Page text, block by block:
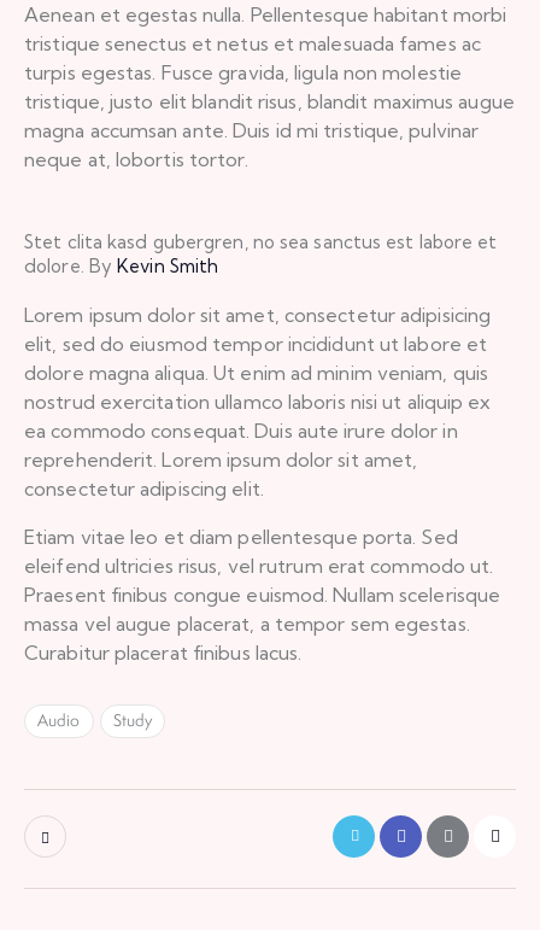
Aenean et egestas nulla. Pellentesque habitant morbi
tristique senectus et netus et malesuada fames ac
turpis egestas. Fusce gravida, ligula non molestie
tristique, justo elit blandit risus, blandit maximus augue
magna accumsan ante. Duis id mi tristique, pulvinar
neque at, lobortis tortor.
Stet clita kasd gubergren, no sea sanctus est labore et
dolore. ByKevin Smith
Lorem ipsum dolor sit amet, consectetur adipisicing
elit, sed do eiusmod tempor incididunt ut labore et
dolore magna aliqua. Ut enim ad minim veniam, quis
nostrud exercitation ullamco laboris nisi ut aliquip ex
ea commodo consequat. Duis aute irure dolor in
reprehenderit. Lorem ipsum dolor sit amet,
consectetur adipiscing elit.
Etiam vitae leo et diam pellentesque porta. Sed
eleifend ultricies risus, vel rutrum erat commodo ut.
Praesent finibus congue euismod. Nullam scelerisque
massa vel augue placerat, a tempor sem egestas.
Curabitur placerat finibus lacus.
Audio Study